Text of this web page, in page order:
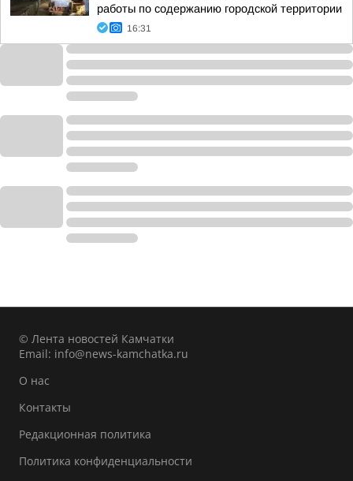
работы по содержанию городской территории
16:31
© Лента новостей Камчатки
Email: info@news-kamchatka.ru
О нас
Контакты
Редакционная политика
Политика конфиденциальности